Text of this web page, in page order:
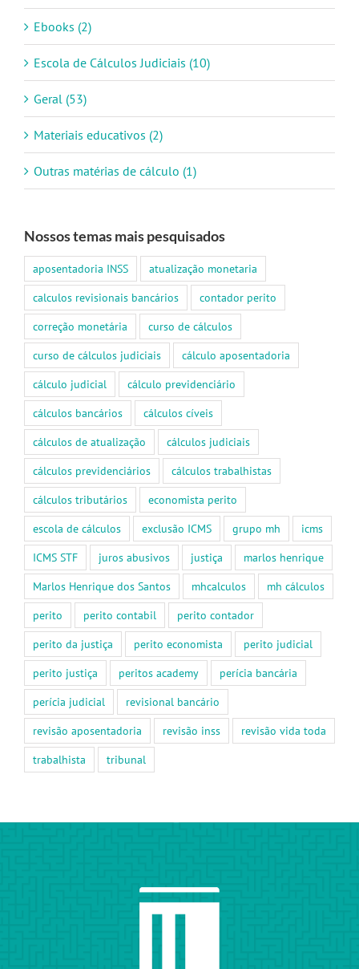
Ebooks (2)
Escola de Cálculos Judiciais (10)
Geral (53)
Materiais educativos (2)
Outras matérias de cálculo (1)
Nossos temas mais pesquisados
aposentadoria INSS
atualização monetaria
calculos revisionais bancários
contador perito
correção monetária
curso de cálculos
curso de cálculos judiciais
cálculo aposentadoria
cálculo judicial
cálculo previdenciário
cálculos bancários
cálculos cíveis
cálculos de atualização
cálculos judiciais
cálculos previdenciários
cálculos trabalhistas
cálculos tributários
economista perito
escola de cálculos
exclusão ICMS grupo mh
icms
ICMS STF
juros abusivos justiça
marlos henrique
Marlos Henrique dos Santos
mhcalculos
mh cálculos
perito
perito contabil
perito contador
perito da justiça
perito economista
perito judicial
perito justiça
peritos academy
perícia bancária
perícia judicial
revisional bancário
revisão aposentadoria
revisão inss
revisão vida toda
trabalhista
tribunal